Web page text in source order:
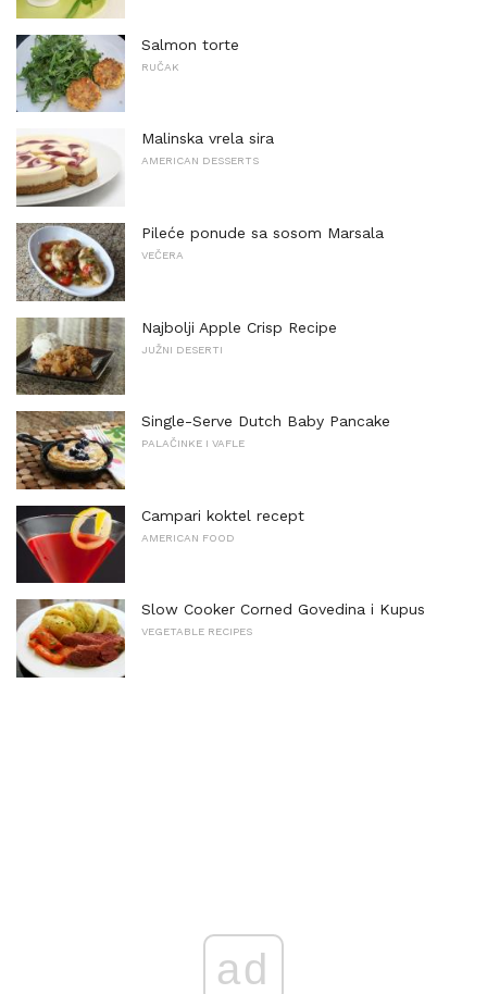
Salmon torte
RUČAK
Malinska vrela sira
AMERICAN DESSERTS
Pileće ponude sa sosom Marsala
VEČERA
Najbolji Apple Crisp Recipe
JUŽNI DESERTI
Single-Serve Dutch Baby Pancake
PALAČINKE I VAFLE
Campari koktel recept
AMERICAN FOOD
Slow Cooker Corned Govedina i Kupus
VEGETABLE RECIPES
ad